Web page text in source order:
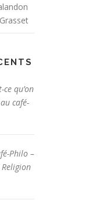
ce qu’on
café-
Philo –